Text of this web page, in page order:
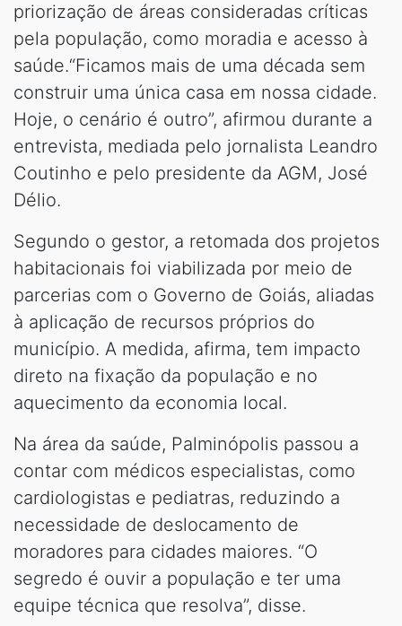
priorização de áreas consideradas críticas
pela população, como moradia e acesso à
saúde.“Ficamos mais de uma década sem
construir uma única casa em nossa cidade.
Hoje, o cenário é outro”, afirmou durante a
entrevista, mediada pelo jornalista Leandro
Coutinho e pelo presidente da AGM, José
Délio.
Segundo o gestor, a retomada dos projetos
habitacionais foi viabilizada por meio de
parcerias com o Governo de Goiás, aliadas
à aplicação de recursos próprios do
município. A medida, afirma, tem impacto
direto na fixação da população e no
aquecimento da economia local.
Na área da saúde, Palminópolis passou a
contar com médicos especialistas, como
cardiologistas e pediatras, reduzindo a
necessidade de deslocamento de
moradores para cidades maiores. “O
segredo é ouvir a população e ter uma
equipe técnica que resolva”, disse.